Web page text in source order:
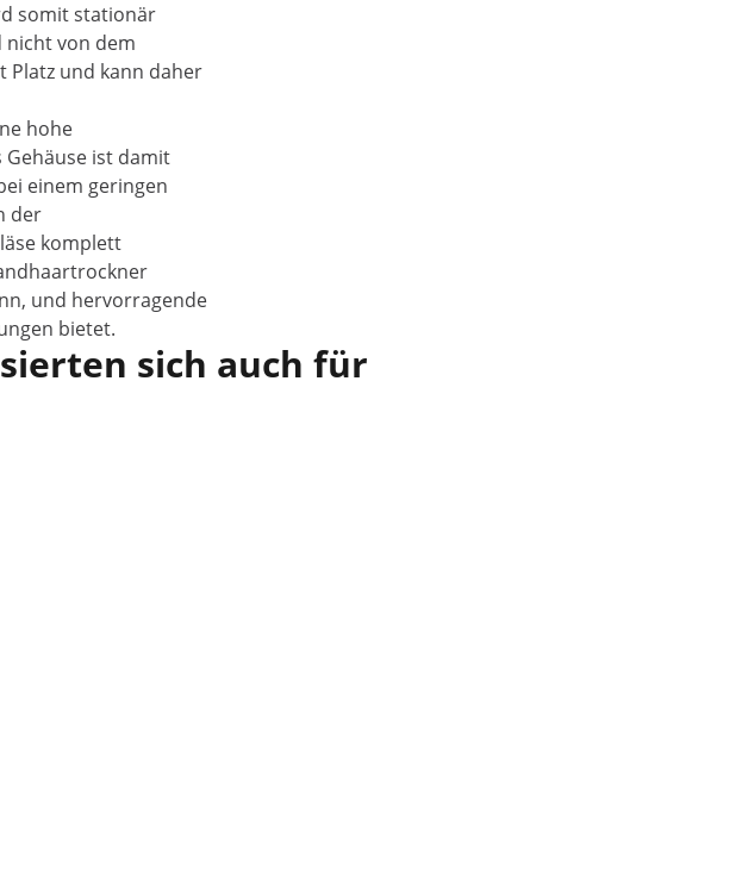
somit stationär
nicht von dem
Platz und kann daher
hohe
ist damit
einem geringen
der
komplett
und hervorragende
bietet.
sich auch für